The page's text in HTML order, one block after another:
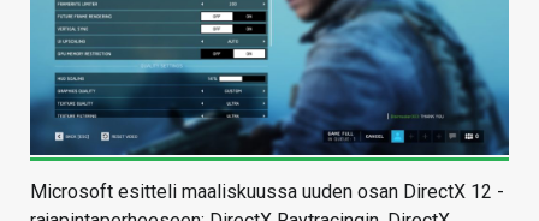
Microsoft esitteli maaliskuussa uuden osan DirectX 12 -